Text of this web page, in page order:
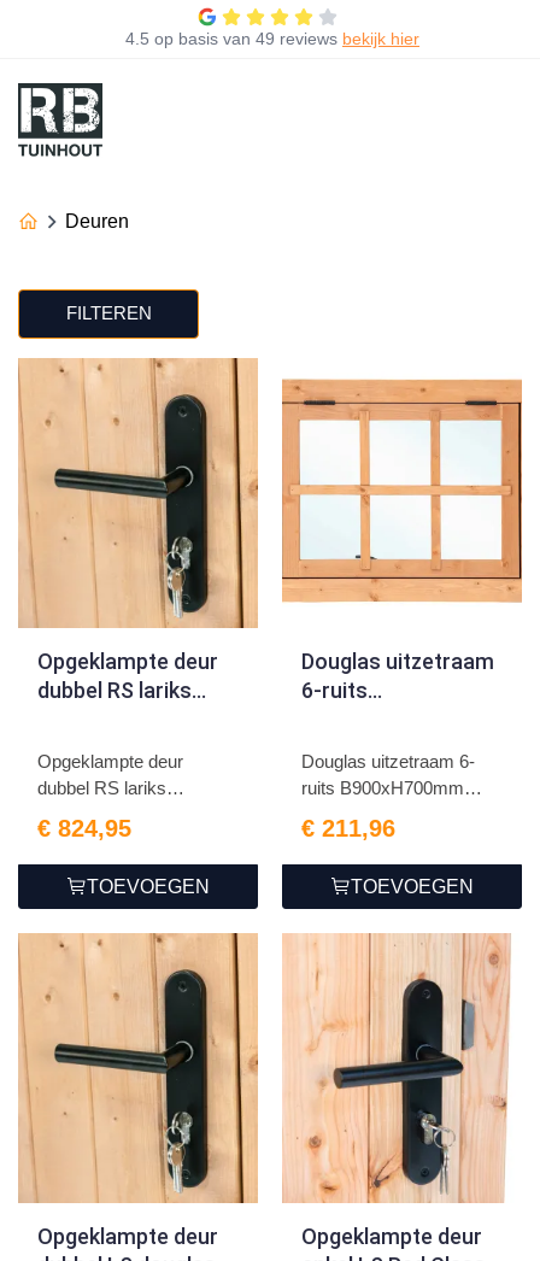
4.5 op basis van 49 reviews bekijk hier
Deuren
FILTEREN
Opgeklampte deur
dubbel RS lariks
Opgeklampte deur
dubbel RS lariks
€ 824,95
TOEVOEGEN
Douglas uitzetraam
6-ruits
Douglas uitzetraam 6-
ruits B900xH700mm
€ 211,96
TOEVOEGEN
Opgeklampte deur
Opgeklampte deur